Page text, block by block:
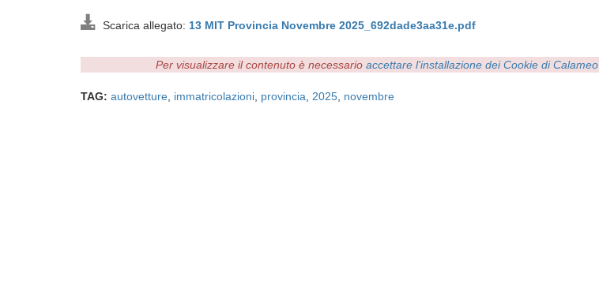
Scarica allegato: 13 MIT Provincia Novembre 2025_692dade3aa31e.pdf
Per visualizzare il contenuto è necessario accettare l'installazione dei Cookie di Calameo
TAG: autovetture immatricolazioni provincia 2025 novembre